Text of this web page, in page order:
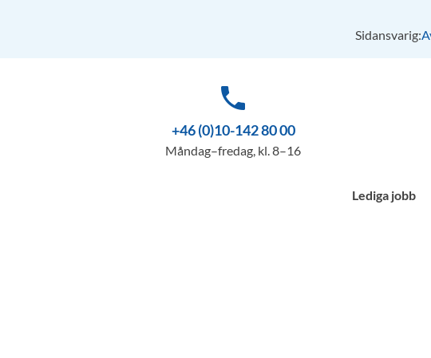
Sidansvarig:
phone
+46 (0)10-142 80 00
Måndag–fredag, kl. 8–16
Lediga jobb